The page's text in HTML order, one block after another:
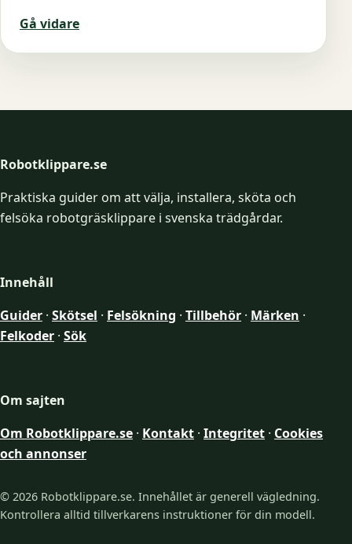
Gå vidare
Robotklippare.se
Praktiska guider om att välja, installera, sköta och
felsöka robotgräsklippare i svenska trädgårdar.
Innehåll
Guider · Skötsel · Felsökning · Tillbehör · Märken ·
Felkoder · Sök
Om sajten
Om Robotklippare.se · Kontakt · Integritet · Cookies
och annonser
© 2026 Robotklippare.se. Innehållet är generell vägledning.
Kontrollera alltid tillverkarens instruktioner för din modell.